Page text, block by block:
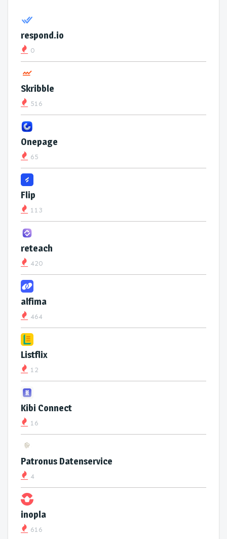
respond.io
0
Skribble
516
Onepage
65
Flip
113
reteach
420
alfima
464
Listflix
12
Kibi Connect
16
Patronus Datenservice
4
inopla
616